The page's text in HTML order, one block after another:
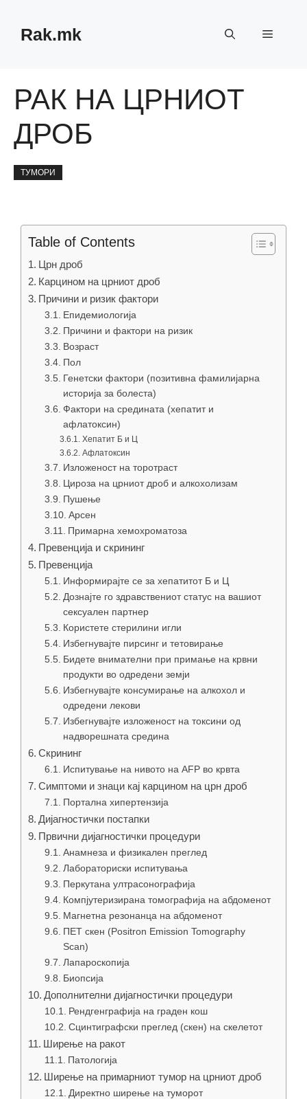
contentRak.mk Menu
РАК НА ЦРНИОТ
ДРОБ
ТУМОРИ
Table of Contents
Црн дроб
Карцином на црниот дроб
Причини и ризик фактори
Епидемиологија
Причини и фактори на ризик
Возраст
Пол
Генетски фактори (позитивна фамилијарна
историја за болеста)
Фактори на средината (хепатит и
афлатоксин)
Хепатит Б и Ц
Афлатоксин
Изложеност на торотраст
Цироза на црниот дроб и алкохолизам
Пушење
Арсен
Примарна хемохроматоза
Превенција и скрининг
Превенција
Информирајте се за хепатитот Б и Ц
Дознајте го здравствениот статус на вашиот
сексуален партнер
Користете стерилини игли
Избегнувајте пирсинг и тетовирање
Бидете внимателни при примање на крвни
продукти во одредени земји
Избегнувајте консумирање на алкохол и
одредени лекови
Избегнувајте изложеност на токсини од
надворешната средина
Скрининг
Испитување на нивото на АFP во крвта
Симптоми и знаци кај карцином на црн дроб
Портална хипертензија
Дијагностички постапки
Првични дијагностички процедури
Анамнеза и физикален преглед
Лабораториски испитувања
Перкутана ултрасонографија
Компјутеризирана томографија на абдоменот
Магнетна резонанца на абдоменот
ПЕТ скен (Positron Emission Tomography
Scan)
Лапароскопија
Биопсија
Дополнителни дијагностички процедури
Рендгенграфија на граден кош
Сцинтиграфски преглед (скен) на скелетот
Ширење на ракот
Патологија
Ширење на примарниот тумор на црниот дроб
Директно ширење на туморот